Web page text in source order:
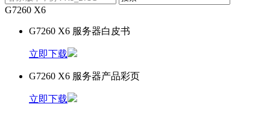
G7260 X6
G7260 X6 服务器白皮书
立即下载
G7260 X6 服务器产品彩页
立即下载